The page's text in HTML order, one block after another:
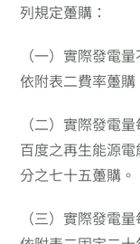
列規定躉購：
（一）實際發電量
依附表二費率躉購
（二）實際發電
百度之再生能源
分之七十五躉購。
（三）實際發電量